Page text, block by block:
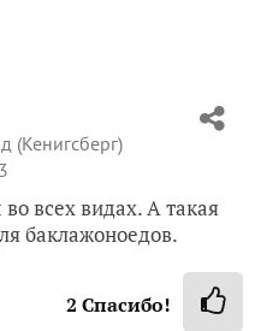
(Кенигсберг)
всех видах. А такая
баклажоноедов.
2 Спасибо!